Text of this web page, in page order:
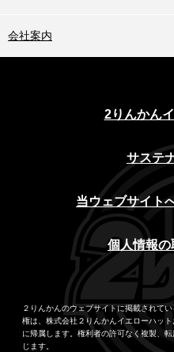
会社案内
2りんかん
サステ
当ウェブサイト
個人情報
２りんかんのウェブサイトに掲載されて
権は、株式会社２りんかんイエローハッ
に帰属します。権利者の許可なく複製、
じます。